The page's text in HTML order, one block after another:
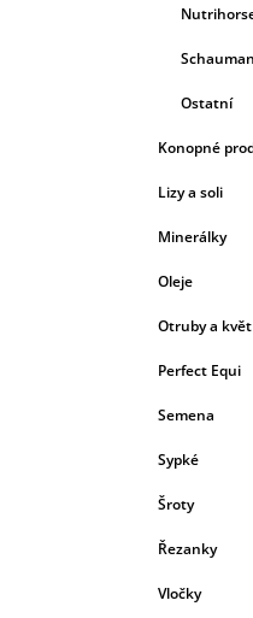
Ostatní
Konopné
Lizy a soli
Minerálky
Oleje
Otruby a květ
Perfect Equi
Semena
Sypké
Šroty
Řezanky
Vločky